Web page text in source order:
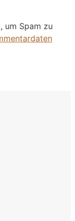
um Spam zu